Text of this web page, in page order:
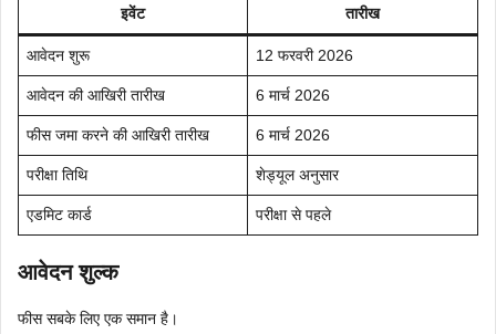
इवेंट तारीख
आवेदन शुरू 12 फरवरी 2026
आवेदन की आखिरी तारीख 6 मार्च 2026
फीस जमा करने की आखिरी तारीख 6 मार्च 2026
परीक्षा तिथि शेड्यूल अनुसार
एडमिट कार्ड परीक्षा से पहले
आवेदन शुल्क
फीस सबके लिए एक समान है।